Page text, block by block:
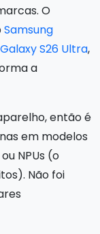
O
Samsung
Galaxy S26 Ultra,
a
então é
em modelos
NPUs (o
Não foi